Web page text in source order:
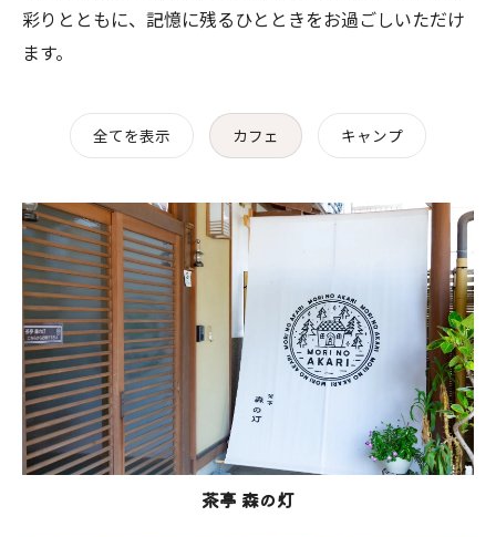
彩りとともに、記憶に残るひとときをお過ごしいただけ
ます。
全てを表示 カフェ キャンプ
茶亭 森の灯